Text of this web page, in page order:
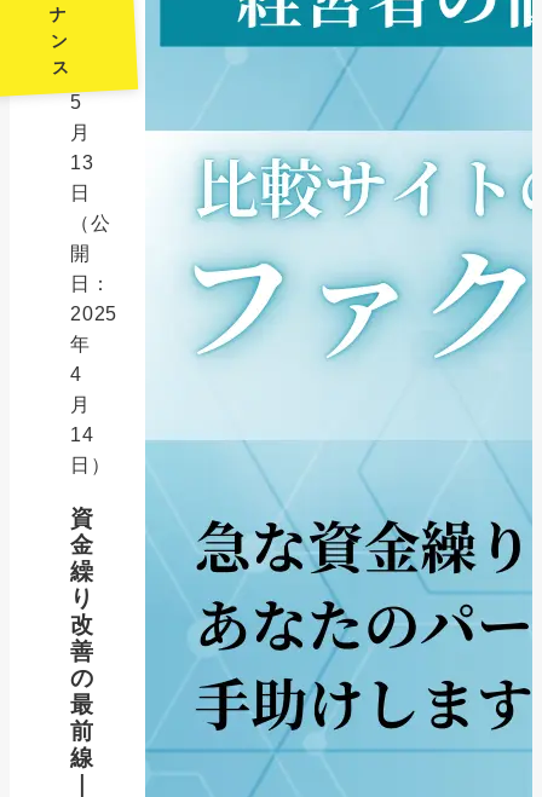
ナ
ン
ス
5
月
13
日
（公
開
日：
2025
年
4
月
14
日）
資
金
繰
り
改
善
の
最
前
線